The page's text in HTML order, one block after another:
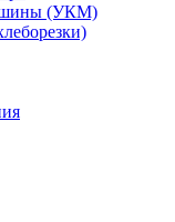
(УКМ)